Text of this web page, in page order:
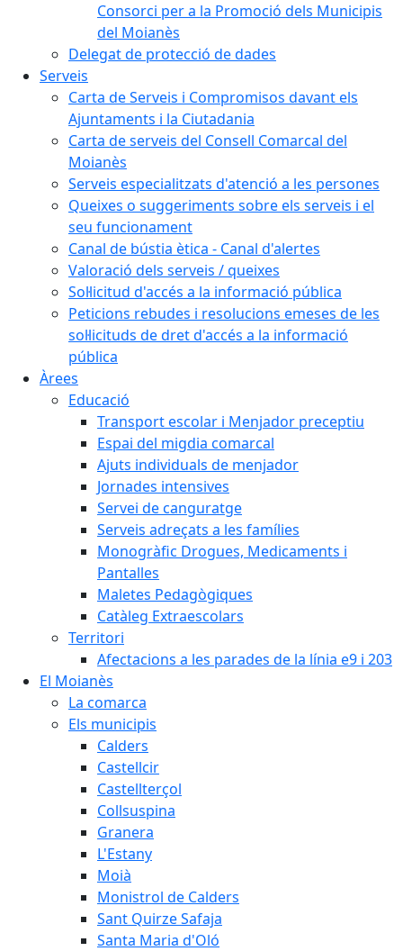
Consorci per a la Promoció dels Municipis
del Moianès
Delegat de protecció de dades
Serveis
Carta de Serveis i Compromisos davant els
Ajuntaments i la Ciutadania
Carta de serveis del Consell Comarcal del
Moianès
Serveis especialitzats d'atenció a les persones
Queixes o suggeriments sobre els serveis i el
seu funcionament
Canal de bústia ètica - Canal d'alertes
Valoració dels serveis / queixes
Sol·licitud d'accés a la informació pública
Peticions rebudes i resolucions emeses de les
sol·licituds de dret d'accés a la informació
pública
Àrees
Educació
Transport escolar i Menjador preceptiu
Espai del migdia comarcal
Ajuts individuals de menjador
Jornades intensives
Servei de canguratge
Serveis adreçats a les famílies
Monogràfic Drogues, Medicaments i
Pantalles
Maletes Pedagògiques
Catàleg Extraescolars
Territori
Afectacions a les parades de la línia e9 i 203
El Moianès
La comarca
Els municipis
Calders
Castellcir
Castellterçol
Collsuspina
Granera
L'Estany
Moià
Monistrol de Calders
Sant Quirze Safaja
Santa Maria d'Oló